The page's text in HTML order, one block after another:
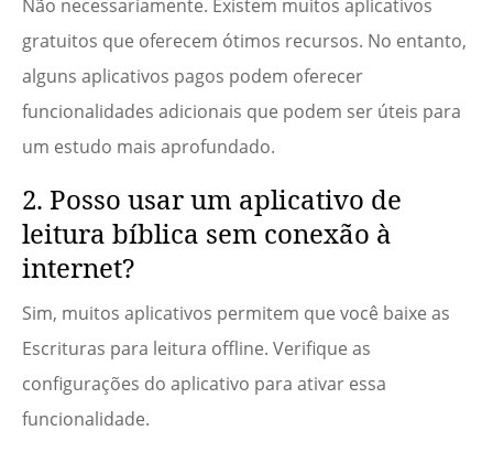
Não necessariamente. Existem muitos aplicativos
gratuitos que oferecem ótimos recursos. No entanto,
alguns aplicativos pagos podem oferecer
funcionalidades adicionais que podem ser úteis para
um estudo mais aprofundado.
2. Posso usar um aplicativo de
leitura bíblica sem conexão à
internet?
Sim, muitos aplicativos permitem que você baixe as
Escrituras para leitura offline. Verifique as
configurações do aplicativo para ativar essa
funcionalidade.